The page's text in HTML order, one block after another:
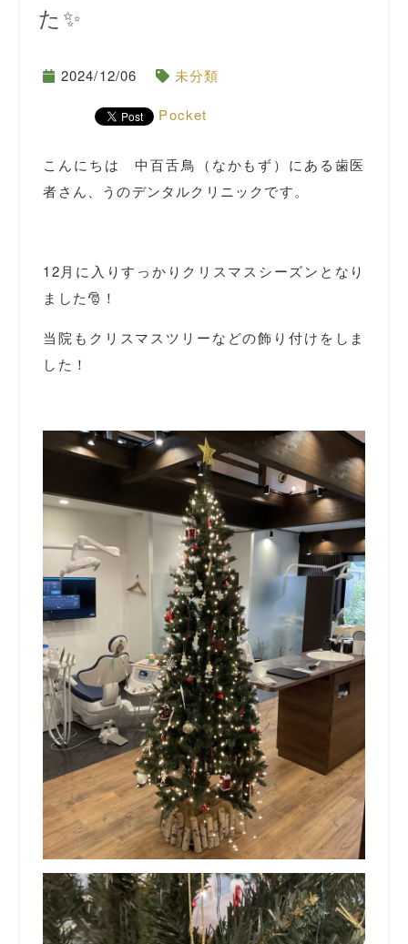
た✨
2024/12/06 未分類
Pocket
こんにちは 中百舌鳥（なかもず）にある歯医
者さん、うのデンタルクリニックです。
12月に入りすっかりクリスマスシーズンとなり
ました🎅！
当院もクリスマスツリーなどの飾り付けをしま
した！